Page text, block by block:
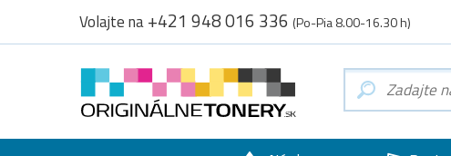
Volajte na+421 948 016 336 (Po-Pia 8.00-16.30 h)